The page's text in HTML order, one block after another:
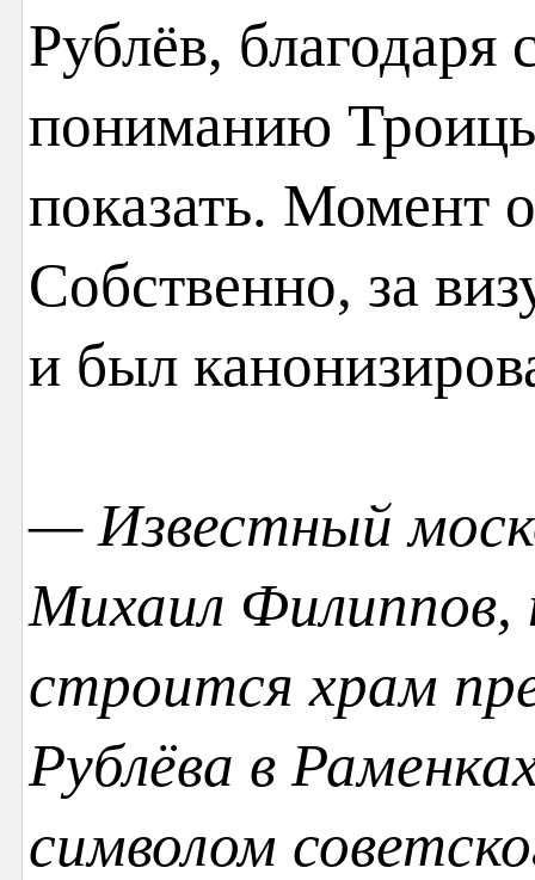
Рублёв, благодаря
пониманию
показать. Момент
Собственно, за
и был
— Известный
Михаил Филиппов,
строится храм
Рублёва в
символом